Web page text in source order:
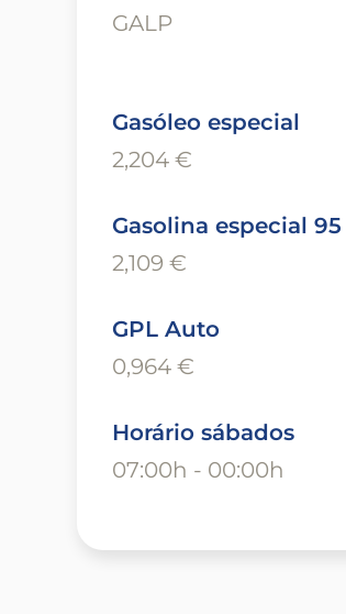
GALP
Gasóleo especial
2,204 €
Gasolina especial 95
2,109 €
GPL Auto
0,964 €
Horário sábados
07:00h - 00:00h